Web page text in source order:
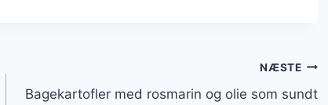
NÆSTE
Bagekartofler med rosmarin og olie som sundt